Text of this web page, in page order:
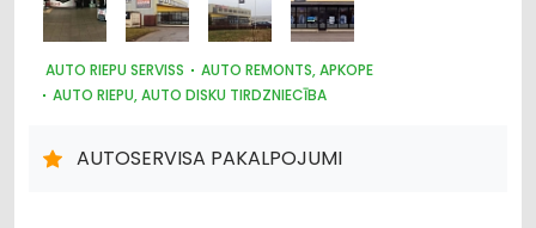
AUTO RIEPU SERVISS
AUTO REMONTS, APKOPE
AUTO RIEPU, AUTO DISKU TIRDZNIECĪBA
AUTOSERVISA PAKALPOJUMI